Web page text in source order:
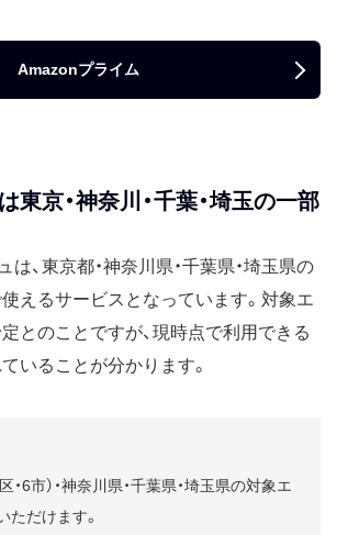
Amazonプライム
東京・神奈川・千葉・埼玉の一部
、東京都・神奈川県・千葉県・埼玉県の
えるサービスとなっています。対象エ
とのことですが、現時点で利用できる
いることが分かります。
・6市）・神奈川県・千葉県・埼玉県の対象エ
ただけます。